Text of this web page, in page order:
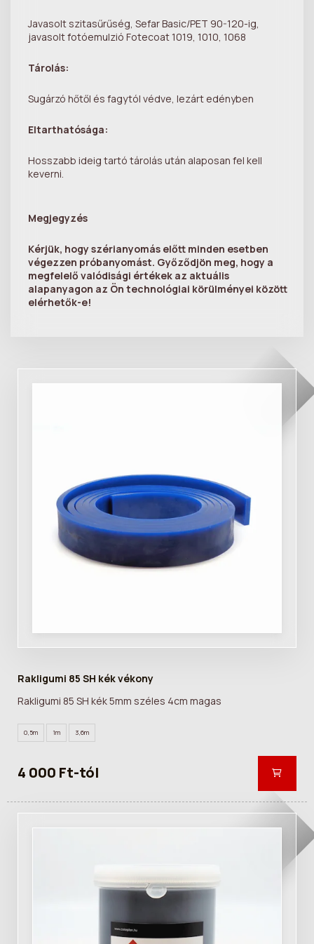
Javasolt szitasűrűség, Sefar Basic/PET 90-120-ig,
javasolt fotóemulzió Fotecoat 1019, 1010, 1068
Tárolás:
Sugárzó hőtől és fagytól védve, lezárt edényben
Eltarthatósága:
Hosszabb ideig tartó tárolás után alaposan fel kell
keverni.
Megjegyzés
Kérjük, hogy szérianyomás előtt minden esetben
végezzen próbanyomást. Győződjön meg, hogy a
megfelelő valódisági értékek az aktuális
alapanyagon az Ön technológiai körülményei között
elérhetők-e!
Rakligumi 85 SH kék vékony
Rakligumi 85 SH kék 5mm széles 4cm magas
0,5m 1m 3,6m
4 000 Ft-tól